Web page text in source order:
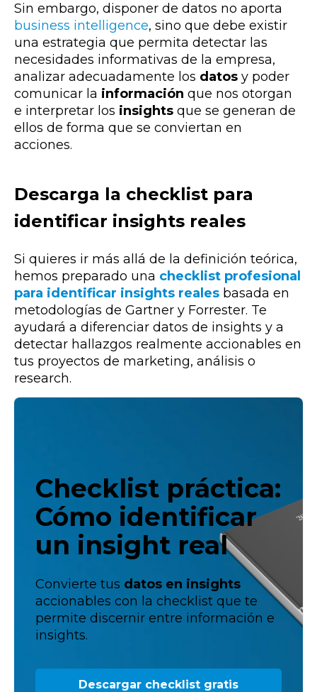
Sin embargo, disponer de datos no aporta
business intelligence, sino que debe existir
una estrategia que permita detectar las
necesidades informativas de la empresa,
analizar adecuadamente los datos y poder
comunicar la información que nos otorgan
e interpretar los insights que se generan de
ellos de forma que se conviertan en
acciones.
Descarga la checklist para
identificar insights reales
Si quieres ir más allá de la definición teórica,
hemos preparado una checklist profesional
para identificar insights reales basada en
metodologías de Gartner y Forrester. Te
ayudará a diferenciar datos de insights y a
detectar hallazgos realmente accionables en
tus proyectos de marketing, análisis o
research.
Checklist práctica:
Cómo identificar
un insight real
Convierte tus datos en insights
accionables con la checklist que te
permite discernir entre información e
insights.
Descargar checklist gratis